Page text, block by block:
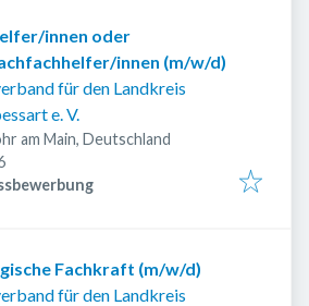
innen oder
innen (m/w/d)
für den Landkreis
e. V.
am Main, Deutschland
Fachkraft (m/w/d)
für den Landkreis